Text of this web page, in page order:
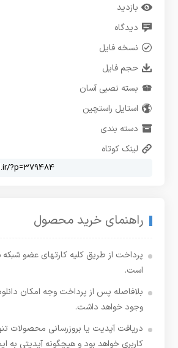
بازدید
دیدگاه
نسخه فایل
حجم فایل
بسته نصبی آسان
استایل راستچین
دسته بندی
لینک کوتاه
راهنمای خرید محصول
پرداخت از طریق کلیه کارتهای عضو شبکه
است.
بلافاصله پس از پرداخت وجه امکان
وجود خواهد داشت.
دریافت آپدیت یا بروزرسانی محصولات
کاربری خواهد بود و هیچگونه آپدیتی به